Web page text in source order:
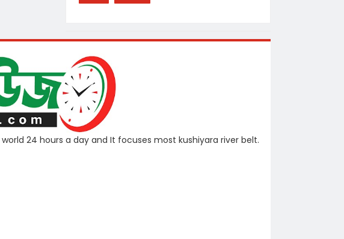
24 hours a day and It focuses most kushiyara river belt.